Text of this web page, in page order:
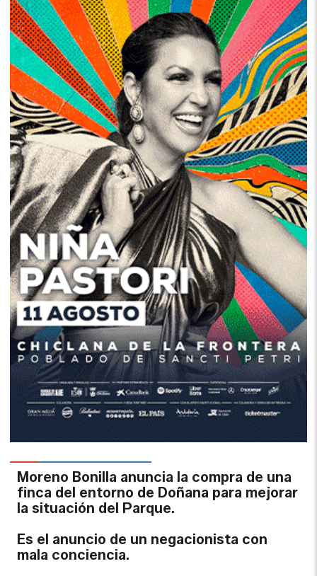
Moreno Bonilla anuncia la compra de una
finca del entorno de Doñana para mejorar
la situación del Parque.
Es el anuncio de un negacionista con
mala conciencia.